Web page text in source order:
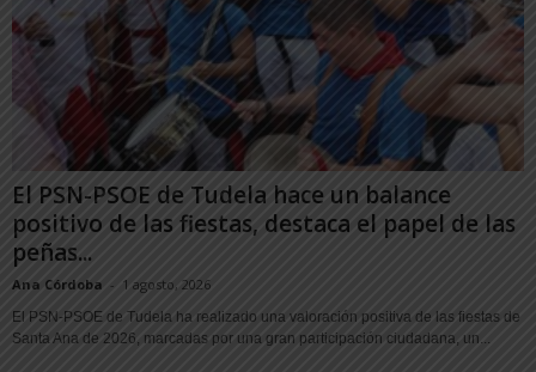
El PSN-PSOE de Tudela hace un balance
positivo de las fiestas, destaca el papel de las
peñas...
Ana Córdoba - 1 agosto, 2026
El PSN-PSOE de Tudela ha realizado una valoración positiva de las fiestas de
Santa Ana de 2026, marcadas por una gran participación ciudadana, un...